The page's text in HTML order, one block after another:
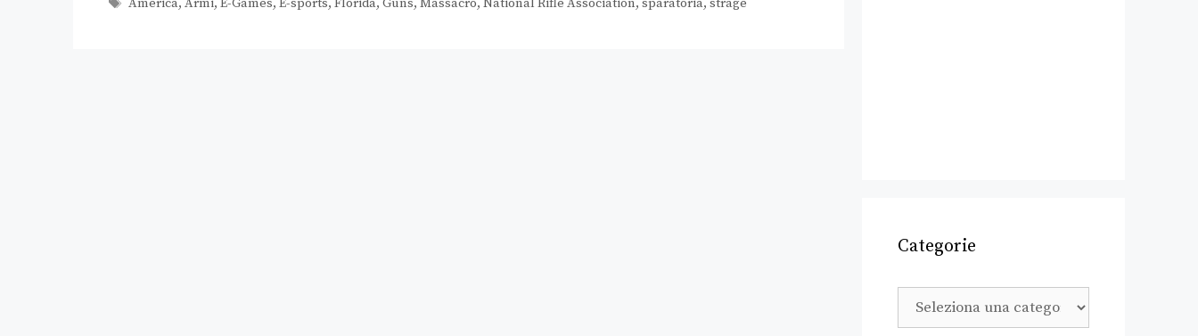
America, Armi, E-Games, E-sports, Florida, Guns, Massacro, National Rifle Association, sparatoria, strage
Categorie